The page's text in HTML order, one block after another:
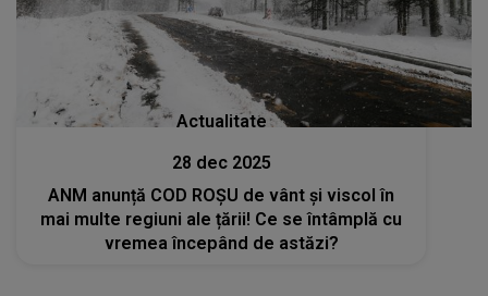
Actualitate
28 dec 2025
ANM anunță COD ROȘU de vânt și viscol în
mai multe regiuni ale țării! Ce se întâmplă cu
vremea începând de astăzi?